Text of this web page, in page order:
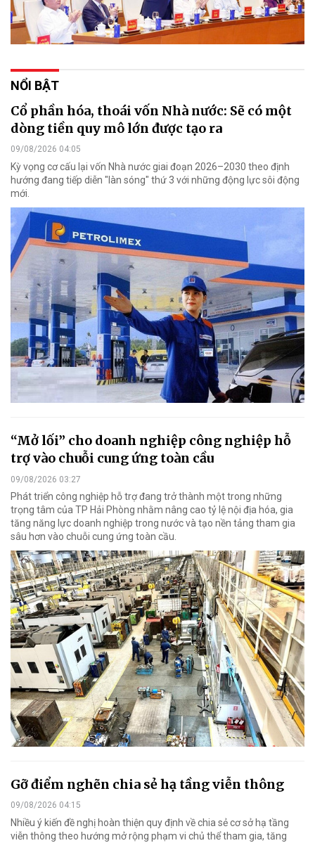
NỔI BẬT
Cổ phần hóa, thoái vốn Nhà nước: Sẽ có một
dòng tiền quy mô lớn được tạo ra
09/08/2026 04:05
Kỳ vọng cơ cấu lại vốn Nhà nước giai đoạn 2026–2030 theo định
hướng đang tiếp diễn "làn sóng" thứ 3 với những động lực sôi động
mới.
“Mở lối” cho doanh nghiệp công nghiệp hỗ
trợ vào chuỗi cung ứng toàn cầu
09/08/2026 03:27
Phát triển công nghiệp hỗ trợ đang trở thành một trong những
trọng tâm của TP Hải Phòng nhằm nâng cao tỷ lệ nội địa hóa, gia
tăng năng lực doanh nghiệp trong nước và tạo nền tảng tham gia
sâu hơn vào chuỗi cung ứng toàn cầu.
Gỡ điểm nghẽn chia sẻ hạ tầng viễn thông
09/08/2026 04:15
Nhiều ý kiến đề nghị hoàn thiện quy định về chia sẻ cơ sở hạ tầng
viễn thông theo hướng mở rộng phạm vi chủ thể tham gia, tăng